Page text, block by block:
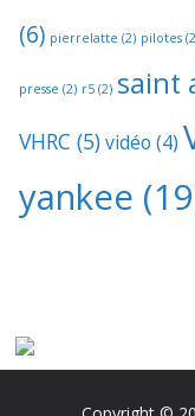
(6) pierrelatte (2) pilotes
presse (2) r5 (2) saint
VHRC (5)vidéo (4)
yankee